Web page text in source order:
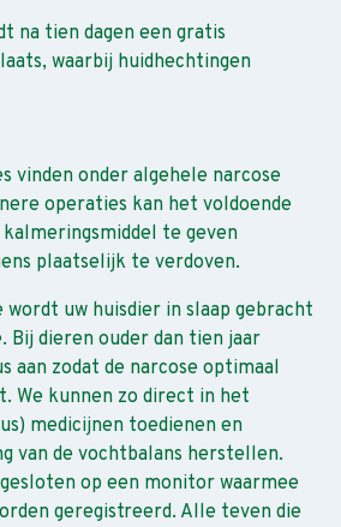
na tien dagen een gratis
waarbij huidhechtingen
vinden onder algehele narcose
operaties kan het voldoende
te geven
plaatselijk te verdoven.
wordt uw huisdier in slaap gebracht
Bij dieren ouder dan tien jaar
aan zodat de narcose optimaal
We kunnen zo direct in het
medicijnen toedienen en
van de vochtbalans herstellen.
op een monitor waarmee
geregistreerd. Alle teven die